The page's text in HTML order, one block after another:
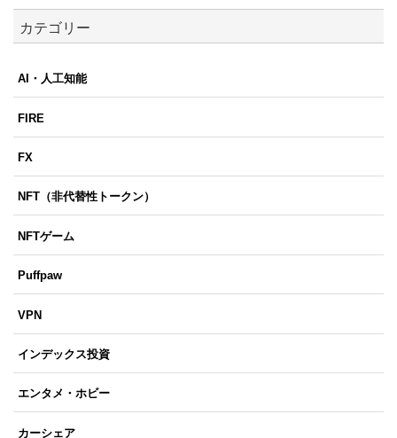
カテゴリー
AI・人工知能
FIRE
FX
NFT（非代替性トークン）
NFTゲーム
Puffpaw
VPN
インデックス投資
エンタメ・ホビー
カーシェア